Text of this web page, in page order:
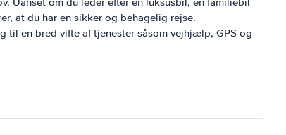
at du har en sikker og behagelig rejse.
til en bred vifte af tjenester såsom vejhjælp, GPS og